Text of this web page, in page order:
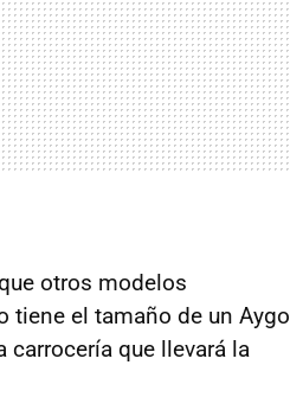
otros modelos
tiene el tamaño de un Aygo
carrocería que llevará la